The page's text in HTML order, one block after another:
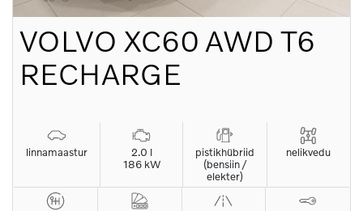
VOLVO XC60 AWD T6
RECHARGE
linnamaastur
2.0 l
186 kW
pistikhübriid
(bensiin /
elekter)
nelikvedu